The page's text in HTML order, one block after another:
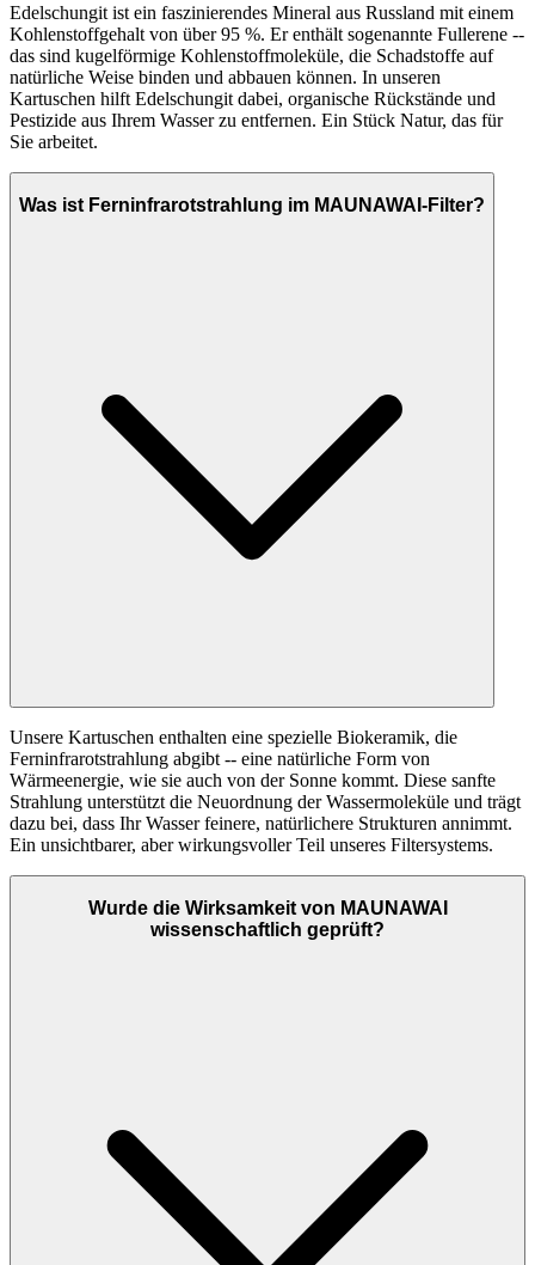
Edelschungit ist ein faszinierendes Mineral aus Russland mit einem
Kohlenstoffgehalt von über 95 %. Er enthält sogenannte Fullerene --
das sind kugelförmige Kohlenstoffmoleküle, die Schadstoffe auf
natürliche Weise binden und abbauen können. In unseren
Kartuschen hilft Edelschungit dabei, organische Rückstände und
Pestizide aus Ihrem Wasser zu entfernen. Ein Stück Natur, das für
Sie arbeitet.
Was ist Ferninfrarotstrahlung im MAUNAWAI-Filter?
Unsere Kartuschen enthalten eine spezielle Biokeramik, die
Ferninfrarotstrahlung abgibt -- eine natürliche Form von
Wärmeenergie, wie sie auch von der Sonne kommt. Diese sanfte
Strahlung unterstützt die Neuordnung der Wassermoleküle und trägt
dazu bei, dass Ihr Wasser feinere, natürlichere Strukturen annimmt.
Ein unsichtbarer, aber wirkungsvoller Teil unseres Filtersystems.
Wurde die Wirksamkeit von MAUNAWAI
wissenschaftlich geprüft?